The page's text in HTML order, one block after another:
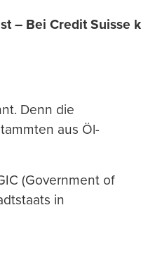
– Bei Credit Suisse
Denn die
aus Öl-
(Government of
in